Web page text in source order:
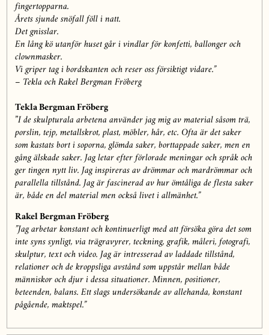
fingertopparna.
Årets sjunde snöfall föll i natt.
Det gnisslar.
En lång kö utanför huset går i vindlar för konfetti, ballonger och
clownmasker.
Vi griper tag i bordskanten och reser oss försiktigt vidare.”
– Tekla och Rakel Bergman Fröberg
Tekla Bergman Fröberg
”I de skulpturala arbetena använder jag mig av material såsom trä,
porslin, tejp, metallskrot, plast, möbler, hår, etc. Ofta är det saker
som kastats bort i soporna, glömda saker, borttappade saker, men en
gång älskade saker. Jag letar efter förlorade meningar och språk och
ger tingen nytt liv. Jag inspireras av drömmar och mardrömmar och
parallella tillstånd. Jag är fascinerad av hur ömtåliga de flesta saker
är, både en del material men också livet i allmänhet.”
Rakel Bergman Fröberg
”Jag arbetar konstant och kontinuerligt med att försöka göra det som
inte syns synligt, via trägravyrer, teckning, grafik, måleri, fotografi,
skulptur, text och video. Jag är intresserad av laddade tillstånd,
relationer och de kroppsliga avstånd som uppstår mellan både
människor och djur i dessa situationer. Minnen, positioner,
beteenden, balans. Ett slags undersökande av allehanda, konstant
pågående, maktspel.”